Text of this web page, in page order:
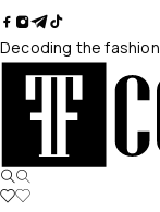
Decoding the